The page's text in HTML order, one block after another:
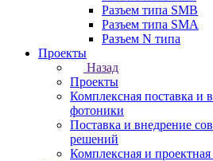
Разъем типа SMB
Разъем типа SMA
Разъем N типа
Проекты
Назад
Проекты
Комплексная поставка и
фотоники
Поставка и внедрение
решений
Комплексная и